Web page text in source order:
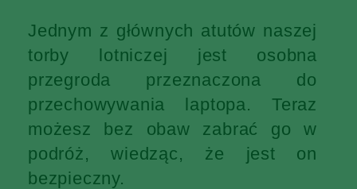
Jednym z głównych atutów naszej
torby lotniczej jest osobna
przegroda przeznaczona do
przechowywania laptopa. Teraz
możesz bez obaw zabrać go w
podróż, wiedząc, że jest on
bezpieczny.